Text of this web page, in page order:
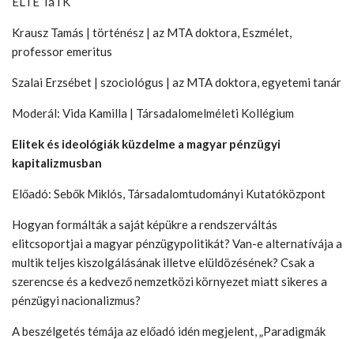
Krausz Tamás | történész | az MTA doktora, Eszmélet,
professor emeritus
Szalai Erzsébet | szociológus | az MTA doktora, egyetemi tanár
Moderál: Vida Kamilla | Társadalomelméleti Kollégium
Elitek és ideológiák küzdelme a magyar pénzügyi
kapitalizmusban
Előadó: Sebők Miklós, Társadalomtudományi Kutatóközpont
Hogyan formálták a saját képükre a rendszerváltás
elitcsoportjai a magyar pénzügypolitikát? Van-e alternatívája a
multik teljes kiszolgálásának illetve elüldözésének? Csak a
szerencse és a kedvező nemzetközi környezet miatt sikeres a
pénzügyi nacionalizmus?
A beszélgetés témája az előadó idén megjelent, „Paradigmák